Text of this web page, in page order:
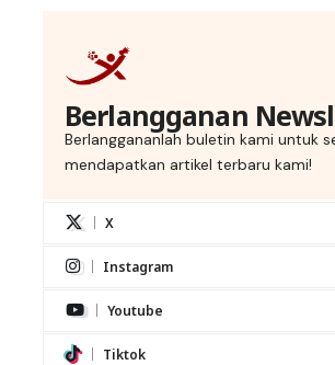
Berlangganan
Berlanggananlah buletin kami untuk
mendapatkan artikel terbaru kami!
X
Instagram
Youtube
Tiktok